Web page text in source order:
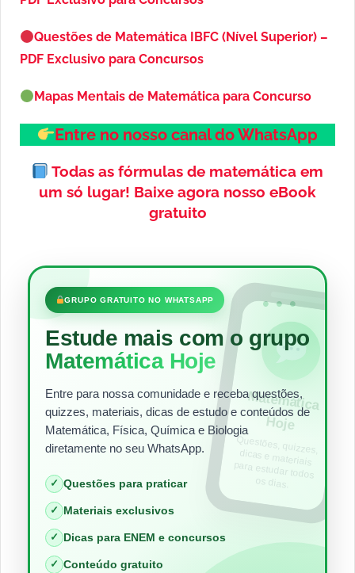
Questões de Matemática IBFC (Nível Superior) –
PDF Exclusivo para Concursos
Mapas Mentais de Matemática para Concurso
Entre no nosso canal do WhatsApp
Todas as fórmulas de matemática em
um só lugar! Baixe agora nosso eBook
gratuito
•••
GRUPO GRATUITO NO WHATSAPP
Estude mais com o grupo
Matemática Hoje
Entre para nossa comunidade e receba questões,
quizzes, materiais, dicas de estudo e conteúdos de
Matemática, Física, Química e Biologia
diretamente no seu WhatsApp.
✓ Questões para praticar
✓ Materiais exclusivos
✓ Dicas para ENEM e concursos
✓ Conteúdo gratuito
Matem
ática
Hoje
Questões, quizzes,
dicas e materiais
para estudar todos
os dias.